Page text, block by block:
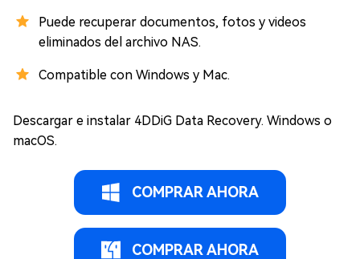
Puede recuperar documentos, fotos y videos
eliminados del archivo NAS.
Compatible con Windows y Mac.
Descargar e instalar 4DDiG Data Recovery. Windows o
macOS.
COMPRAR AHORA
COMPRAR AHORA